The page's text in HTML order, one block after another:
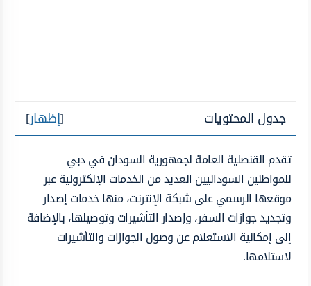
جدول المحتويات [إظهار]
تقدم القنصلية العامة لجمهورية السودان في دبي
للمواطنين السودانيين العديد من الخدمات الإلكترونية عبر
موقعها الرسمي على شبكة الإنترنت، منها خدمات إصدار
وتجديد جوازات السفر، وإصدار التأشيرات وتوصيلها، بالإضافة
إلى إمكانية الاستعلام عن وصول الجوازات والتأشيرات
لاستلامها.